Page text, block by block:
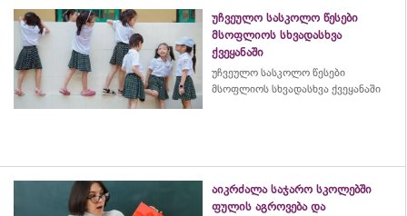
უჩვეულო სასკოლო წესები
მსოფლიოს სხვადასხვა
ქვეყანაში
უჩვეულო სასკოლო წესები
მსოფლიოს სხვადასხვა ქვეყანაში
აიკრძალა საჯარო სკოლებში
ფულის აგროვება და